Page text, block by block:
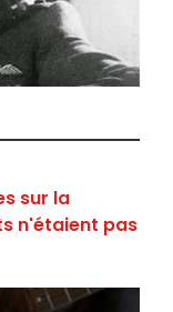
sur la
n'étaient pas